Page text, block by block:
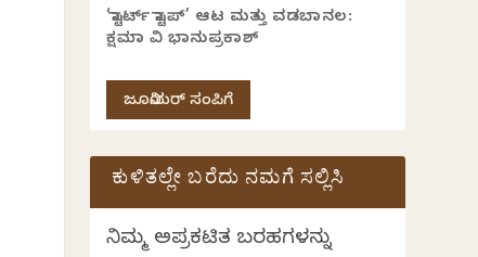
‘ಸ್ಟಾರ್ಟ್ ಸ್ಟಾಪ್’ ಆಟ ಮತ್ತು ವಡಬಾನಲ:
ಕ್ಷಮಾ ವಿ ಭಾನುಪ್ರಕಾಶ್
ಜೂನಿಯರ್ ಸಂಪಿಗೆ
ಕುಳಿತಲ್ಲೇ ಬರೆದು ನಮಗೆ ಸಲ್ಲಿಸಿ
ನಿಮ್ಮ ಅಪ್ರಕಟಿತ ಬರಹಗಳನ್ನು